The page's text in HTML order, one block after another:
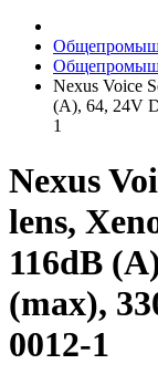
Nexus Voice
(A), 64, 24V
1
Nexus
lens,
116dB
(max),
0012-1